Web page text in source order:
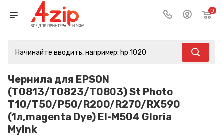
0
Чернила для EPSON
(T0813/T0823/T0803) St Photo
T10/T50/P50/R200/R270/RX590
(1л,magenta Dye) EI-M504 Gloria
MyInk